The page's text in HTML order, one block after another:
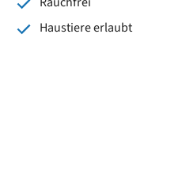
Haustiere erlaubt